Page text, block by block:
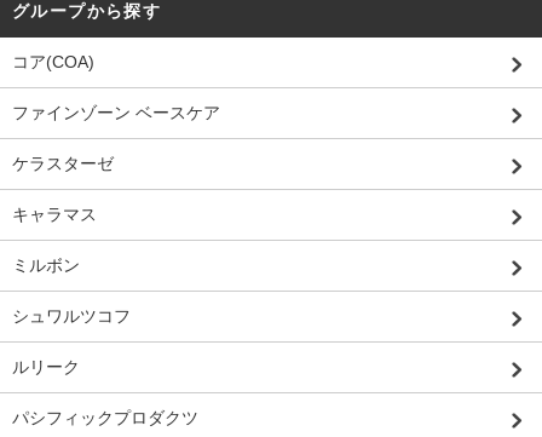
グループから探す
コア(COA)
ファインゾーン ベースケア
ケラスターゼ
キャラマス
ミルボン
シュワルツコフ
ルリーク
パシフィックプロダクツ